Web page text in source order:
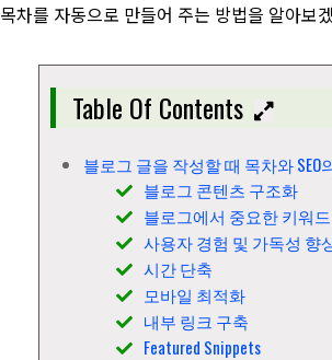
목차를 자동으로 만들어 주는 방법을 알아보
Table Of Contents
블로그 글을 작성할 때 목차와 SEO
블로그 콘텐츠 구조화
블로그에서 중요한 키워
사용자 경험 및 가독성 향
시간 단축
모바일 최적화
내부 링크 구축
Featured Snippets